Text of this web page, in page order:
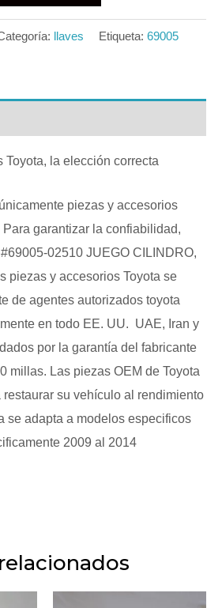
llaves Etiqueta: 69005
la elección correcta
piezas y accesorios
garantizar la confiabilidad,
02510 JUEGO CILINDRO,
piezas y accesorios Toyota se
de agentes autorizados toyota
en todo EE. UU. UAE, Iran y
por la garantía del fabricante
millas. Las piezas OEM de Toyota
su vehículo al rendimiento
se adapta a modelos especificos
2009 al 2014